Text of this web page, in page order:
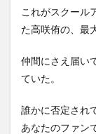
これがスクール
た高咲侑の、最
仲間にさえ届い
ていた。
誰かに否定され
あなたのファン